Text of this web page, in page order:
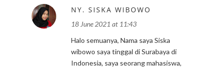
NY. SISKA WIBOWO
18 June 2021 at 11:43
Halo semuanya, Nama saya Siska
wibowo saya tinggal di Surabaya di
Indonesia, saya seorang mahasiswa,